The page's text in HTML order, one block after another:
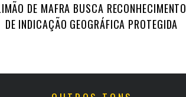
DE MAFRA BUSCA RECONHECIMENTO
DE INDICAÇÃO GEOGRÁFICA PROTEGIDA